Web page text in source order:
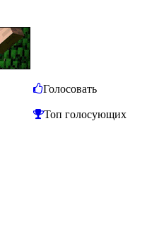
Голосовать
Топ голосующих